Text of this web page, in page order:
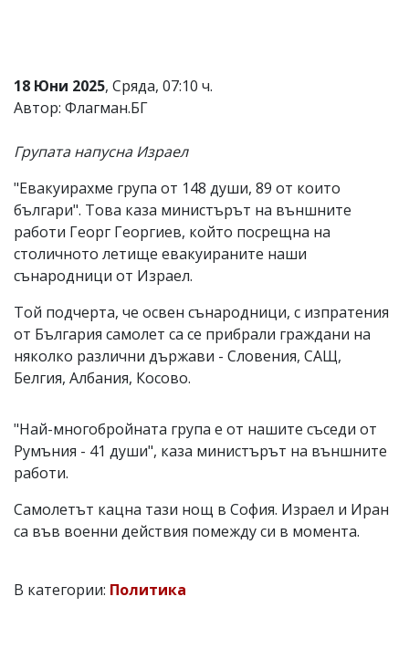
въвеждат
от
читателите
редакцията
носи
отговорност
за
тях!
Ако
обиден
вас
коментар,
сигнализирайте
ни!
18 Юни 2025, Сряда, 07:10 ч.
Автор: Флагман.БГ
Групата напусна Израел
"Евакуирахме група от 148 души, 89 от които
българи". Това каза министърът на външните
работи Георг Георгиев, който посрещна на
столичното летище евакуираните наши
сънародници от Израел.
Той подчерта, че освен сънародници, с изпратения
от България самолет са се прибрали граждани на
няколко различни държави - Словения, САЩ,
Белгия, Албания, Косово.
"Най-многобройната група е от нашите съседи от
Румъния - 41 души", каза министърът на външните
работи.
Самолетът кацна тази нощ в София. Израел и Иран
са във военни действия помежду си в момента.
В категории: Политика